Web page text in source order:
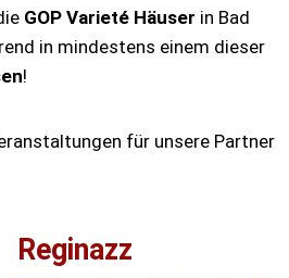
GOP Varieté Häuser in Bad
in mindestens einem dieser
!
für unsere Partner
Reginazz